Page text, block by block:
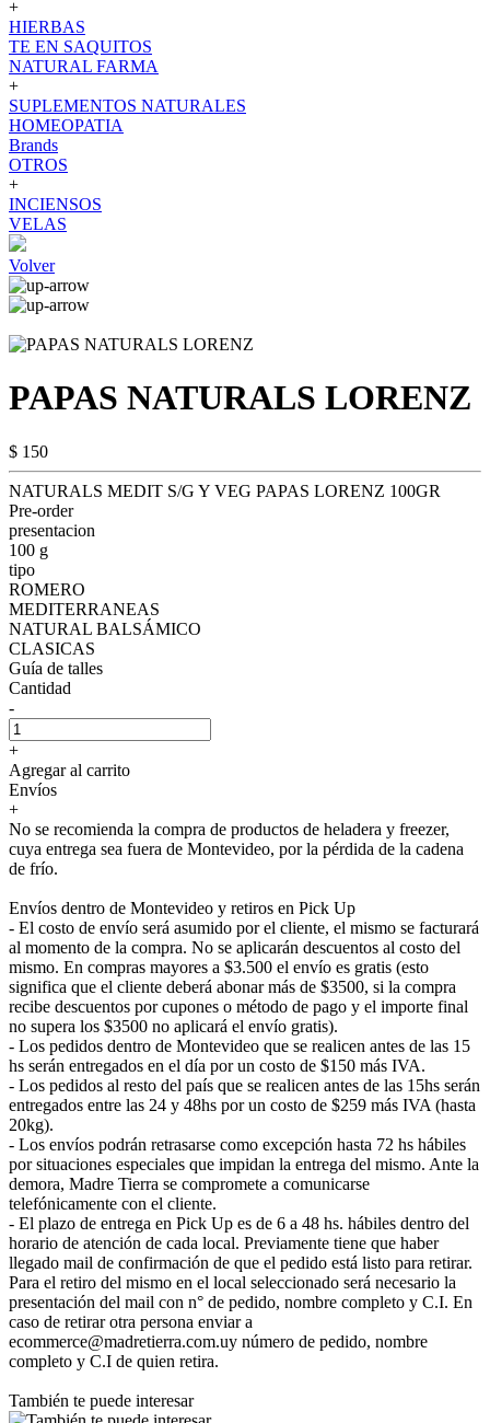
+
HIERBAS
TE EN SAQUITOS
NATURAL FARMA
+
SUPLEMENTOS NATURALES
HOMEOPATIA
Brands
OTROS
+
INCIENSOS
VELAS
Volver
PAPAS NATURALS LORENZ
$ 150
NATURALS MEDIT S/G Y VEG PAPAS LORENZ 100GR
Pre-order
presentacion
100 g
tipo
ROMERO
MEDITERRANEAS
NATURAL BALSÁMICO
CLASICAS
Guía de talles
Cantidad
-
+
Agregar al carrito
Envíos
+
No se recomienda la compra de productos de heladera y freezer,
cuya entrega sea fuera de Montevideo, por la pérdida de la cadena
de frío.
Envíos dentro de Montevideo y retiros en Pick Up
- El costo de envío será asumido por el cliente, el mismo se facturará
al momento de la compra. No se aplicarán descuentos al costo del
mismo. En compras mayores a $3.500 el envío es gratis (esto
significa que el cliente deberá abonar más de $3500, si la compra
recibe descuentos por cupones o método de pago y el importe final
no supera los $3500 no aplicará el envío gratis).
- Los pedidos dentro de Montevideo que se realicen antes de las 15
hs serán entregados en el día por un costo de $150 más IVA.
- Los pedidos al resto del país que se realicen antes de las 15hs serán
entregados entre las 24 y 48hs por un costo de $259 más IVA (hasta
20kg).
- Los envíos podrán retrasarse como excepción hasta 72 hs hábiles
por situaciones especiales que impidan la entrega del mismo. Ante la
demora, Madre Tierra se compromete a comunicarse
telefónicamente con el cliente.
- El plazo de entrega en Pick Up es de 6 a 48 hs. hábiles dentro del
horario de atención de cada local. Previamente tiene que haber
llegado mail de confirmación de que el pedido está listo para retirar.
Para el retiro del mismo en el local seleccionado será necesario la
presentación del mail con n° de pedido, nombre completo y C.I. En
caso de retirar otra persona enviar a
ecommerce@madretierra.com.uy número de pedido, nombre
completo y C.I de quien retira.
También te puede interesar